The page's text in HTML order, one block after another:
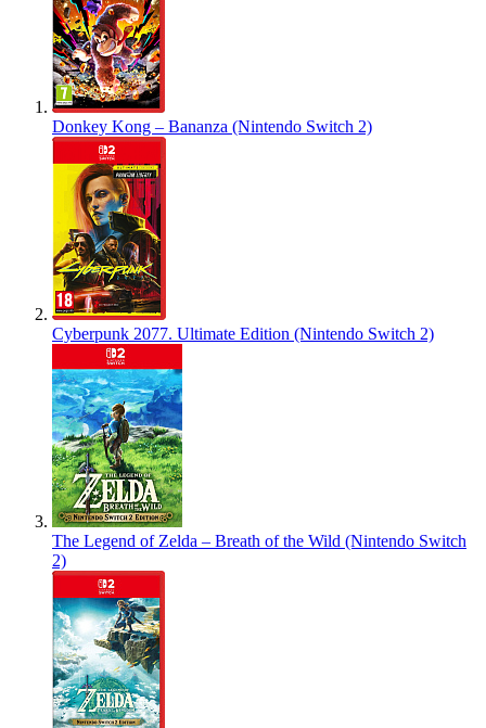
Donkey Kong – Bananza (Nintendo Switch 2)
Cyberpunk 2077. Ultimate Edition (Nintendo Switch 2)
The Legend of Zelda – Breath of the Wild (Nintendo Switch
2)